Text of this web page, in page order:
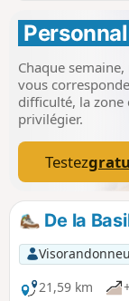
Chaque
vous
difficulté, la zone
privilégier.
Testez
De la
21,59 km